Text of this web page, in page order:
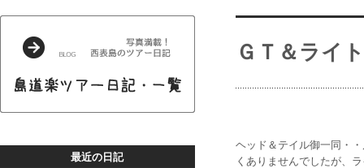
最近の日記
ＧＴ＆ライ
ヘッド＆テイル御一同・
くありませんでしたが、